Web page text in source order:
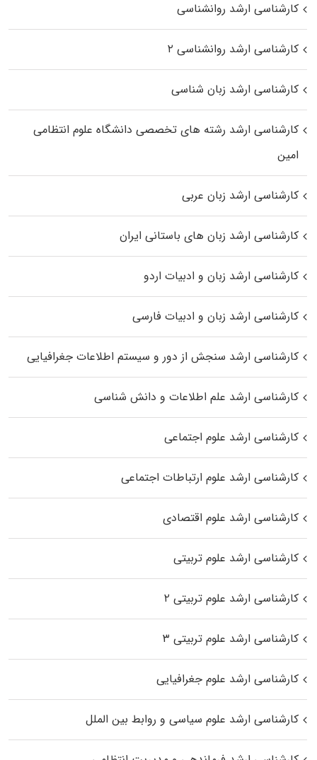
کارشناسی ارشد روانشناسی
کارشناسی ارشد روانشناسی ۲
کارشناسی ارشد زبان شناسی
کارشناسی ارشد رﺷﺘﻪ ﻫﺎی تخصصی داﻧﺸﮕﺎه ﻋﻠﻮم انتظامی
اﻣﻴﻦ
کارشناسی ارشد زبان عربی
کارشناسی ارشد زبان‌ های باستانی ایران
کارشناسی ارشد زبان و ادبیات اردو
کارشناسی ارشد زبان و ادبیات فارسی
کارشناسی ارشد سنجش از دور و سیستم اطلاعات جغرافیایی
کارشناسی ارشد علم اطلاعات و دانش شناسی
کارشناسی ارشد علوم اجتماعی
کارشناسی ارشد علوم ارتباطات اجتماعی
کارشناسی ارشد علوم اقتصادی
کارشناسی ارشد علوم تربیتی
کارشناسی ارشد علوم تربیتی ۲
کارشناسی ارشد علوم تربیتی ۳
کارشناسی ارشد علوم جغرافیایی
کارشناسی ارشد علوم سیاسی و روابط بین الملل